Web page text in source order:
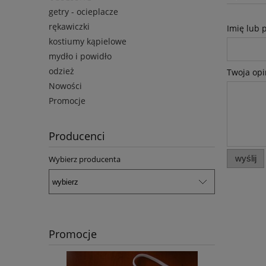
getry - ocieplacze
rękawiczki
kostiumy kąpielowe
mydło i powidło
odzież
Nowości
Promocje
Producenci
Wybierz producenta
Promocje
Imię lub
Twoja
wyślij